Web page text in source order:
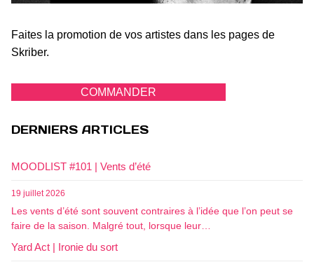
Faites la promotion de vos artistes dans les pages de
Skriber.
COMMANDER
DERNIERS ARTICLES
MOODLIST #101 | Vents d’été
19 juillet 2026
Les vents d’été sont souvent contraires à l’idée que l’on peut se
faire de la saison. Malgré tout, lorsque leur…
Yard Act | Ironie du sort